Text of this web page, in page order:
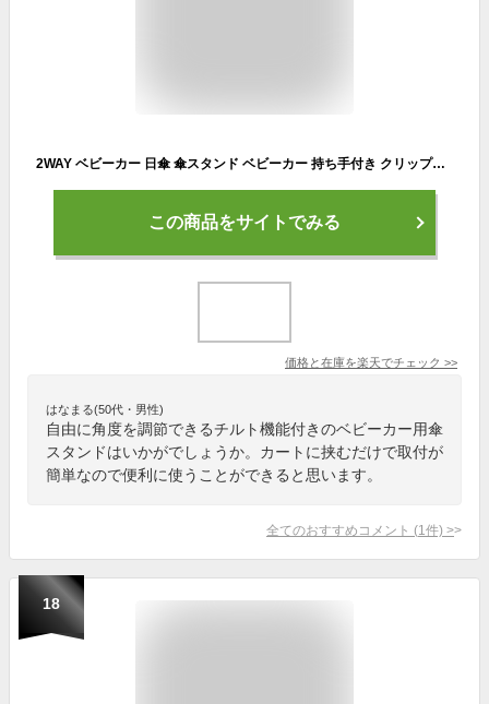
2WAY ベビーカー 日傘 傘スタンド ベビーカー 持ち手付き クリップ付き 360°角度調整可 子供 ベビーカー用 日傘 日焼止め 防風 ベビーカー傘 ペットカート 晴雨兼用 赤ちゃん 8本骨 曲げる 傘スタンド 傘立て 取り付け簡単 夏 熱中症対策
この商品をサイトでみる
価格と在庫を楽天でチェック >>
はなまる(50代・男性)
自由に角度を調節できるチルト機能付きのベビーカー用傘
スタンドはいかがでしょうか。カートに挟むだけで取付が
簡単なので便利に使うことができると思います。
全てのおすすめコメント (1 件) >
18